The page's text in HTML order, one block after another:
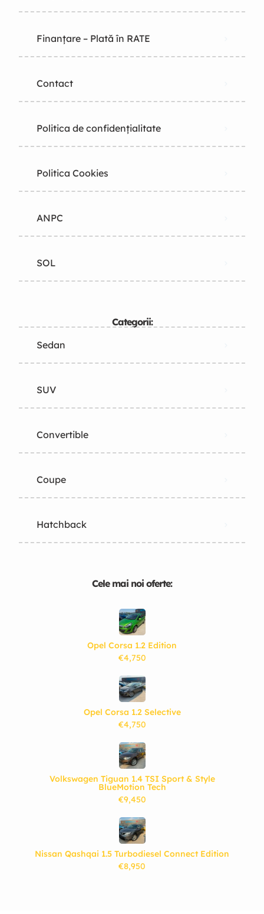
Finanțare – Plată în RATE
Contact
Politica de confidențialitate
Politica Cookies
ANPC
SOL
Categorii:
Sedan
SUV
Convertible
Coupe
Hatchback
Cele mai noi oferte:
Opel Corsa 1.2 Edition
€4,750
Opel Corsa 1.2 Selective
€4,750
Volkswagen Tiguan 1.4 TSI Sport & Style
BlueMotion Tech
€9,450
Nissan Qashqai 1.5 Turbodiesel Connect Edition
€8,950